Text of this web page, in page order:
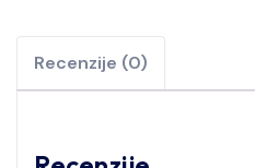
Recenzije (0)